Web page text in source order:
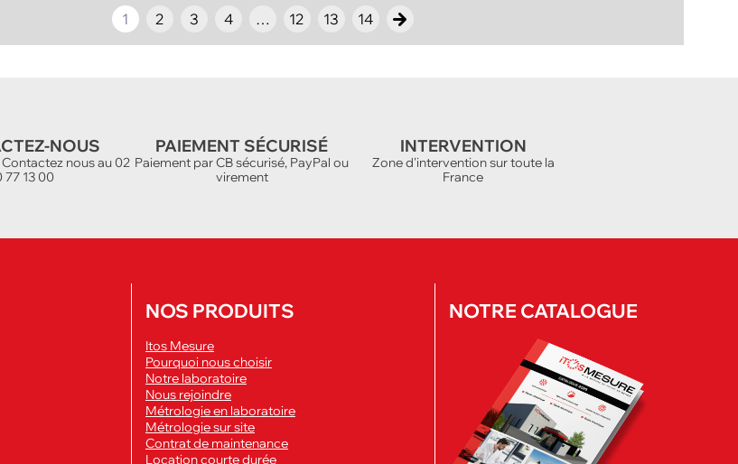
1 2 3 4 … 12 13 14
NOUS
nous au 02
77 13 00
PAIEMENT SÉCURISÉ
Paiement par CB sécurisé, PayPal ou
virement
INTERVENTION
Zone d'intervention sur toute la
France
NOS PRODUITS
Itos Mesure
Pourquoi nous choisir
Notre laboratoire
Nous rejoindre
Métrologie en laboratoire
Métrologie sur site
Contrat de maintenance
Location courte durée
NOTRE CATALOGUE